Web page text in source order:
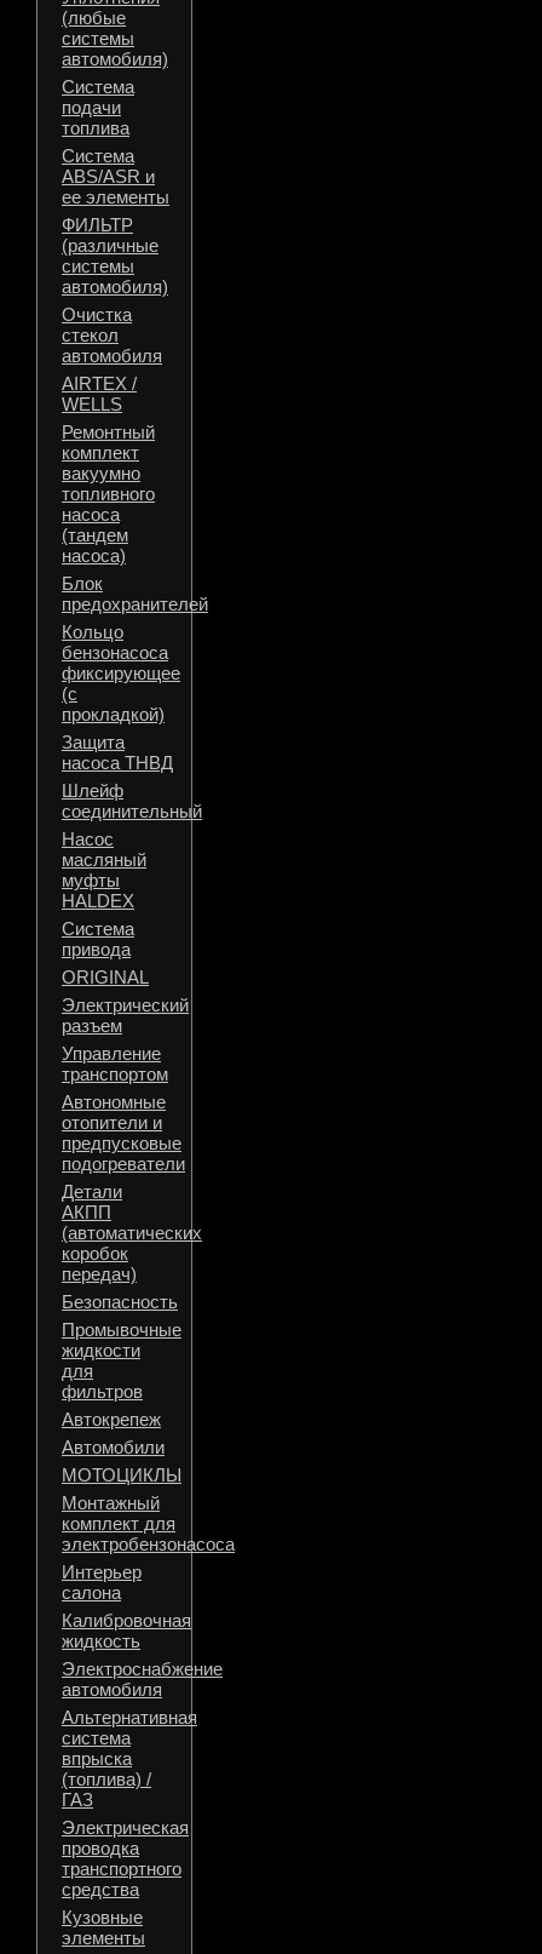
(любые
системы
автомобиля)
Система
подачи
топлива
Система
ABS/ASR и
ее элементы
ФИЛЬТР
(различные
системы
автомобиля)
Очистка
стекол
автомобиля
AIRTEX /
WELLS
Ремонтный
комплект
вакуумно
топливного
насоса
(тандем
насоса)
Блок
предохранителей
Кольцо
бензонасоса
фиксирующее
(с
прокладкой)
Защита
насоса ТНВД
Шлейф
соединительный
Насос
масляный
муфты
HALDEX
Система
привода
ORIGINAL
Электрический
разъем
Управление
транспортом
Автономные
отопители и
предпусковые
подогреватели
Детали
АКПП
(автоматических
коробок
передач)
Безопасность
Промывочные
жидкости
для
фильтров
Автокрепеж
Автомобили
МОТОЦИКЛЫ
Монтажный
комплект для
электробензонасоса
Интерьер
салона
Калибровочная
жидкость
Электроснабжение
автомобиля
Альтернативная
система
впрыска
(топлива) /
ГАЗ
Электрическая
проводка
транспортного
средства
Кузовные
элементы